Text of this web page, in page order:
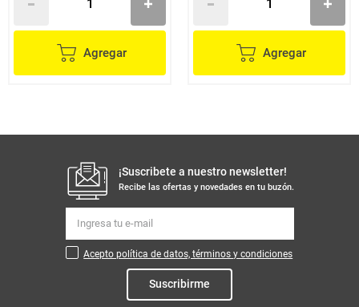
Agregar Agregar
¡Suscribete a nuestro newsletter!
Recibe las ofertas y novedades en tu buzón.
Acepto política de datos, términos y condiciones
Suscribirme